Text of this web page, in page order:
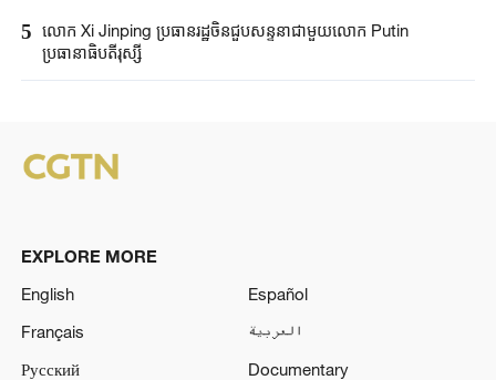
5 លោក Xi Jinping ប្រធានរដ្ឋចិន​ជួបសន្ទនាជាមួយលោក​ Putin ​​
ប្រធានាធិបតី​រុស្ស៊ី​
EXPLORE MORE
English
Español
Français
العربية
Русский
Documentary